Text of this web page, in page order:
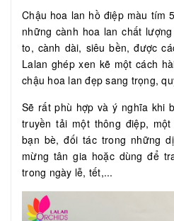
Chậu hoa lan hồ điệp màu tím
những cành hoa lan chất
to, cành dài, siêu bền, được
Lalan ghép xen kẽ một cách
chậu hoa lan đẹp sang trọng,
Sẽ rất phù hợp và ý nghĩa khi
truyền tải một thông điệp,
bạn bè, đối tác trong những
mừng tân gia hoặc dùng để
trong ngày lễ, tết,...